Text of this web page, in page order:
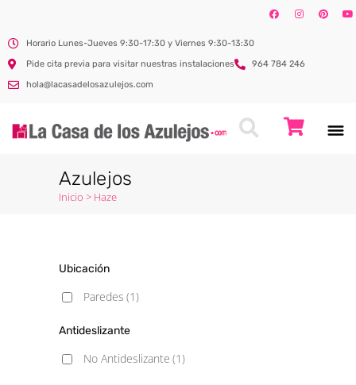
Horario Lunes-Jueves 9:30-17:30 y Viernes 9:30-13:30
Pide cita previa para visitar nuestras instalaciones
964 784 246
hola@lacasadelosazulejos.com
Azulejos
Inicio > Haze
Ubicación
Paredes (1)
Antideslizante
No Antideslizante (1)